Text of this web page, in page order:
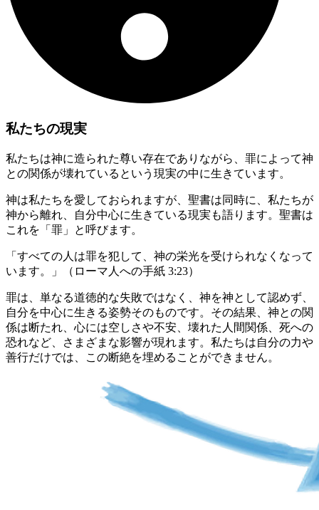
私たちの現実
私たちは神に造られた尊い存在でありながら、罪によって神
との関係が壊れているという現実の中に生きています。
神は私たちを愛しておられますが、聖書は同時に、私たちが
神から離れ、自分中心に生きている現実も語ります。聖書は
これを「罪」と呼びます。
「すべての人は罪を犯して、神の栄光を受けられなくなって
います。」（ローマ人への手紙 3:23）
罪は、単なる道徳的な失敗ではなく、神を神として認めず、
自分を中心に生きる姿勢そのものです。その結果、神との関
係は断たれ、心には空しさや不安、壊れた人間関係、死への
恐れなど、さまざまな影響が現れます。私たちは自分の力や
善行だけでは、この断絶を埋めることができません。